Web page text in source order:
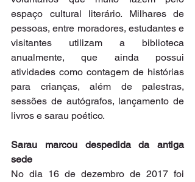
espaço cultural literário. Milhares de
pessoas, entre moradores, estudantes e
visitantes utilizam a biblioteca
anualmente, que ainda possui
atividades como contagem de histórias
para crianças, além de palestras,
sessões de autógrafos, lançamento de
livros e sarau poético.
Sarau marcou despedida da antiga
sede
No dia 16 de dezembro de 2017 foi